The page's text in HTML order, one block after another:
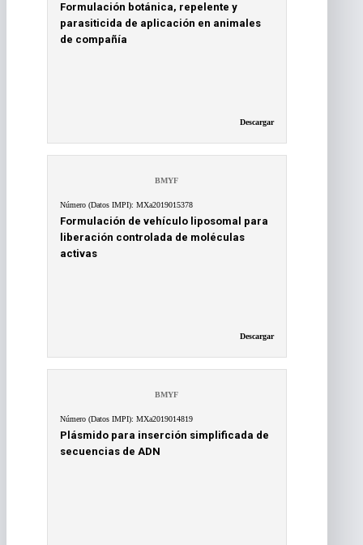
Formulación botánica, repelente y
parasiticida de aplicación en animales
de compañía
Descargar
BMYF
Número (Datos IMPI): MXa2019015378
Formulación de vehículo liposomal para
liberación controlada de moléculas
activas
Descargar
BMYF
Número (Datos IMPI): MXa2019014819
Plásmido para inserción simplificada de
secuencias de ADN